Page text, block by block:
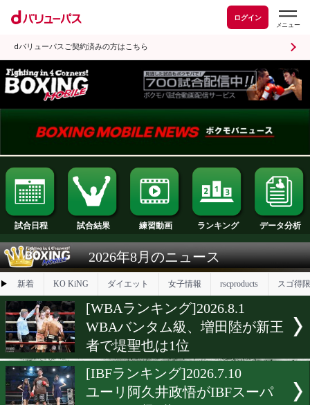
ログイン
dバリューパスご契約済みの方はこちら
試合日程 試合結果 練習動画 ランキング
2026年8月のニュース
▶ 新着 KO KiNG ダイエット
[WBAランキング]2026.8.1
WBAバンタム級、増田陸